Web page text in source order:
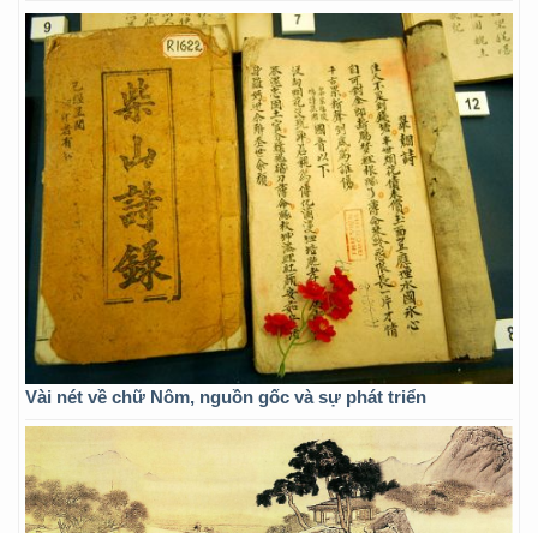
Vài nét về chữ Nôm, nguồn gốc và sự phát triển